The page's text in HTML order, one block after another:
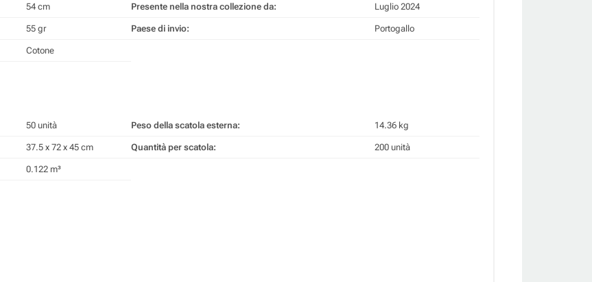
54 cm
55 gr
Cotone
Presente nella nostra collezione da: Luglio 2024
Paese di invio: Portogallo
50 unità
37.5 x 72 x 45 cm
0.122 m³
Peso della scatola esterna: 14.36 kg
Quantità per scatola: 200 unità